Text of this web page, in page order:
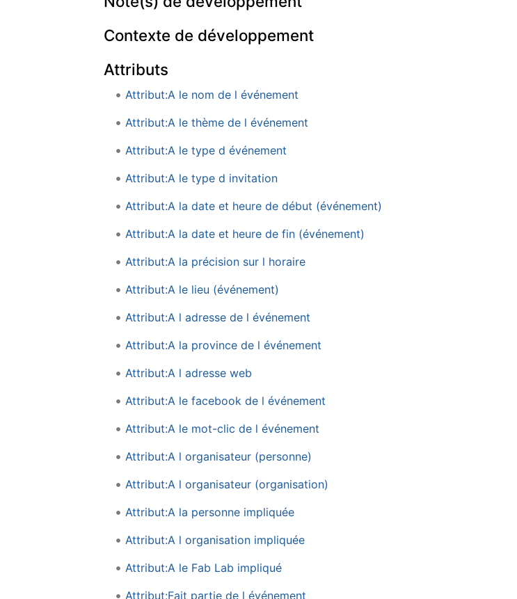
Contexte de développement
Attributs
Attribut:A le nom de l événement
Attribut:A le thème de l événement
Attribut:A le type d événement
Attribut:A le type d invitation
Attribut:A la date et heure de début (événement)
Attribut:A la date et heure de fin (événement)
Attribut:A la précision sur l horaire
Attribut:A le lieu (événement)
Attribut:A l adresse de l événement
Attribut:A la province de l événement
Attribut:A l adresse web
Attribut:A le facebook de l événement
Attribut:A le mot-clic de l événement
Attribut:A l organisateur (personne)
Attribut:A l organisateur (organisation)
Attribut:A la personne impliquée
Attribut:A l organisation impliquée
Attribut:A le Fab Lab impliqué
Attribut:Fait partie de l événement